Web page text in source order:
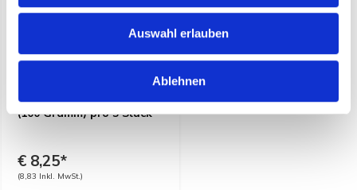
Auswahl erlauben
Ablehnen
Fuet Blauschimmelkäse in
(100 Gramm) pro 5 Stück
€ 8,25*
(8,83 Inkl. MwSt.)